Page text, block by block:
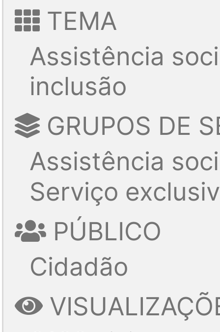
TEMA
Assistência
inclusão
GRUPOS DE
Assistência
Serviço
PÚBLICO
Cidadão